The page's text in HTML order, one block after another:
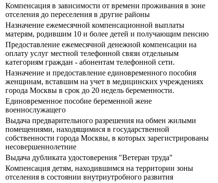
Компенсация в зависимости от времени проживания в зоне
отселения до переселения в другие районы
Назначение ежемесячной компенсационной выплаты
матерям, родившим 10 и более детей и получающим пенсию
Предоставление ежемесячной денежной компенсации на
оплату услуг местной телефонной связи отдельным
категориям граждан - абонентам телефонной сети.
Назначение и предоставление единовременного пособия
женщинам, вставшим на учет в медицинских учреждениях
города Москвы в срок до 20 недель беременности.
Единовременное пособие беременной жене
военнослужащего
Выдача предварительного разрешения на обмен жилыми
помещениями, находящимися в государственной
собственности города Москвы, в которых зарегистрированы
несовершеннолетние
Выдача дубликата удостоверения "Ветеран труда"
Компенсация детям, находившимся на территории зоны
отселения в состоянии внутриутробного развития